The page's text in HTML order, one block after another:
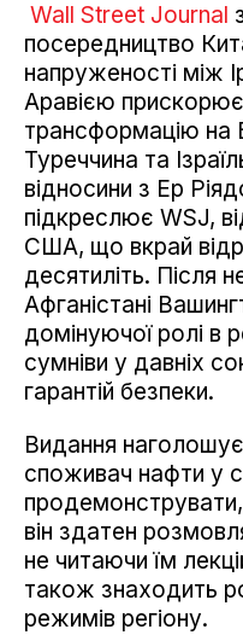
Wall Street Journal
посередництво
напруженості між
Аравією прискорює
трансформацію на
Туреччина та
відносини з Ер
підкреслює WSJ,
США, що вкрай
десятиліть. Після
Афганістані
домінуючої ролі в
сумніви у давніх
гарантій безпеки.
Видання
споживач нафти у
він здатен
не читаючи їм
також знаходить
режимів регіону.